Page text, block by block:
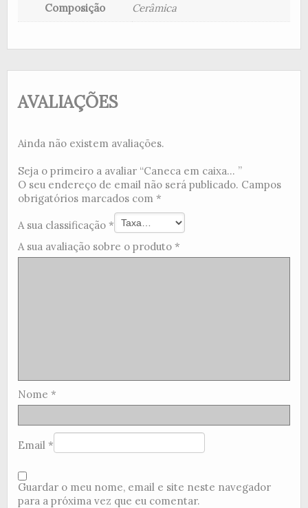
Composição Cerâmica
AVALIAÇÕES
Ainda não existem avaliações.
Seja o primeiro a avaliar “Caneca em caixa... ”
O seu endereço de email não será publicado. Campos
obrigatórios marcados com *
A sua classificação *
A sua avaliação sobre o produto *
Nome *
Email *
Guardar o meu nome, email e site neste navegador
para a próxima vez que eu comentar.